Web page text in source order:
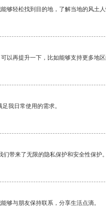
够轻松找到目的地，了解当地的风土人
以再提升一下，比如能够支持更多地区
我日常使用的需求。
带来了无限的隐私保护和安全性保护。
够与朋友保持联系，分享生活点滴。